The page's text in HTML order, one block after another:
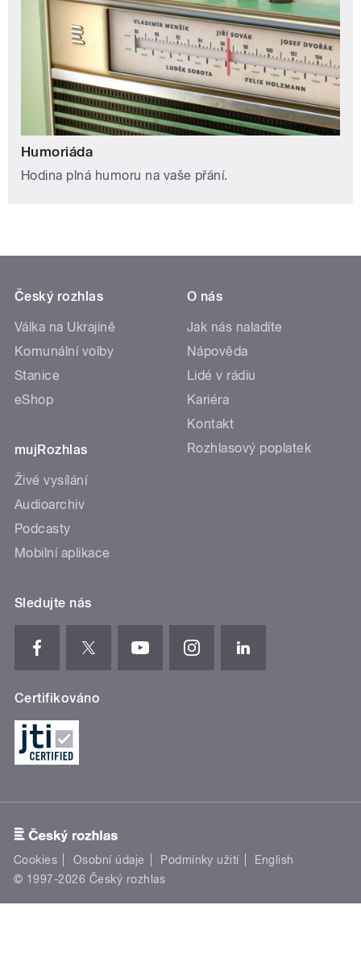
Humoriáda
Hodina plná humoru na vaše přání.
Český rozhlas
Válka na Ukrajině
Komunální volby
Stanice
eShop
mujRozhlas
Živé vysílání
Audioarchiv
Podcasty
Mobilní aplikace
O nás
Jak nás naladíte
Nápověda
Lidé v rádiu
Kariéra
Kontakt
Rozhlasový poplatek
Sledujte nás
Certifikováno
Cookies Osobní údaje Podmínky užití
English
© 1997-2026 Český rozhlas